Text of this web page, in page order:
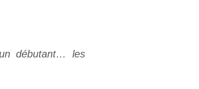
débutant… les